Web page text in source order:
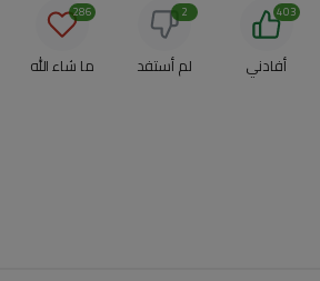
أفادني
403
لم أستفد
2
ما شاء الله
286